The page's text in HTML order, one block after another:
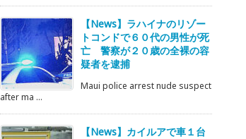
【News】ラハイナのリゾー
トコンドで６０代の男性が死
亡 警察が２０歳の全裸の容
疑者を逮捕
Maui police arrest nude suspect
after ma ...
【News】カイルアで車１台